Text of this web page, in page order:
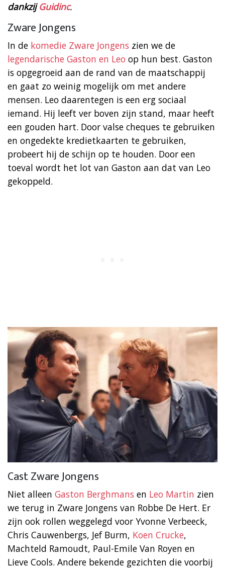
dankzijGuidinc.
Zware Jongens
In de komedie Zware Jongens zien we de
legendarische Gaston en Leo op hun best. Gaston
is opgegroeid aan de rand van de maatschappij
en gaat zo weinig mogelijk om met andere
mensen. Leo daarentegen is een erg sociaal
iemand. Hij leeft ver boven zijn stand, maar heeft
een gouden hart. Door valse cheques te gebruiken
en ongedekte kredietkaarten te gebruiken,
probeert hij de schijn op te houden. Door een
toeval wordt het lot van Gaston aan dat van Leo
gekoppeld.
Cast Zware Jongens
Niet alleen Gaston Berghmans en Leo Martin zien
we terug in Zware Jongens van Robbe De Hert. Er
zijn ook rollen weggelegd voor Yvonne Verbeeck,
Chris Cauwenbergs, Jef Burm, Koen Crucke,
Machteld Ramoudt, Paul-Emile Van Royen en
Lieve Cools. Andere bekende gezichten die voorbij